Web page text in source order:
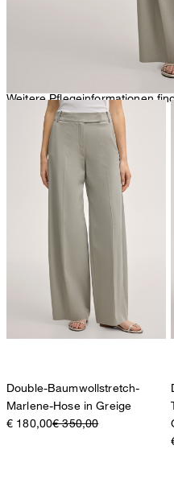
chemische Reinigung mit
Weitere Pflegeinformationen
Baumwolle
Double-Baumwollstretch-
Marlene-Hose in Greige
€ 180,00€ 350,00